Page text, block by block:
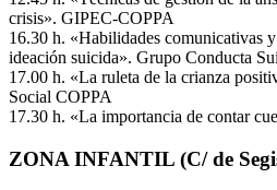
crisis». GIPEC-COPPA
16.30 h. «Habilidades comunicativas
ideación suicida». Grupo Conducta
17.00 h. «La ruleta de la crianza
Social COPPA
17.30 h. «La importancia de contar
ZONA INFANTIL (C/ de